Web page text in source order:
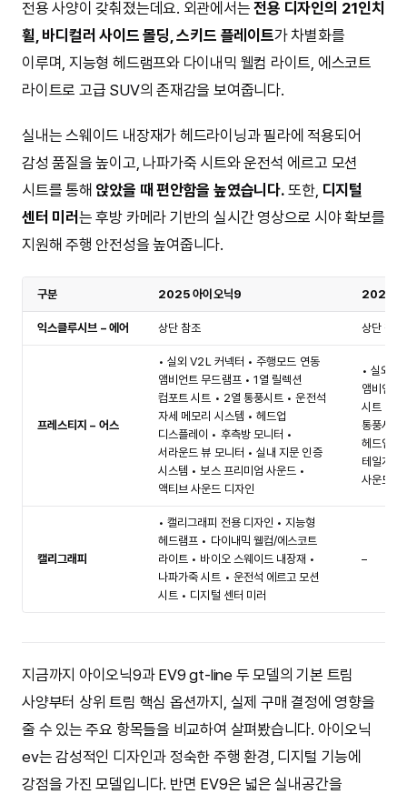
전용 사양이 갖춰졌는데요. 외관에서는전용 디자인의 21인치
휠, 바디컬러 사이드 몰딩, 스키드 플레이트가 차별화를
이루며, 지능형 헤드램프와 다이내믹 웰컴 라이트, 에스코트
라이트로 고급 SUV의 존재감을 보여줍니다.
실내는 스웨이드 내장재가 헤드라이닝과 필라에 적용되어
감성 품질을 높이고, 나파가죽 시트와 운전석 에르고 모션
시트를 통해 앉았을 때 편안함을 높였습니다. 또한, 디지털
센터 미러 는 후방 카메라 기반의 실시간 영상으로 시야 확보를
지원해 주행 안전성을 높여줍니다.
구분 2025 아이오닉9 2025
익스클루시브 – 에어 상단 참조 상단 참조
프레스티지 – 어스
• 실외 V2L 커넥터 • 주행모드 연동
앰비언트 무드램프 • 1열 릴렉션
컴포트 시트 • 2열 통풍시트 • 운전석
자세 메모리 시스템 • 헤드업
디스플레이 • 후측방 모니터 •
서라운드 뷰 모니터 • 실내 지문 인증
시스템 • 보스 프리미엄 사운드 •
액티브 사운드 디자인
• 실외
앰비언트
시트 • 운
통풍시트
헤드업
테일게이
사운드 •
캘리그래피
• 캘리그래피 전용 디자인 • 지능형
헤드램프 • 다이내믹 웰컴/에스코트
라이트 • 바이오 스웨이드 내장재 •
나파가죽 시트 • 운전석 에르고 모션
시트 • 디지털 센터 미러
–
지금까지 아이오닉9과 EV9 gt-line 두 모델의 기본 트림
사양부터 상위 트림 핵심 옵션까지, 실제 구매 결정에 영향을
줄 수 있는 주요 항목들을 비교하여 살펴봤습니다. 아이오닉
ev는 감성적인 디자인과 정숙한 주행 환경, 디지털 기능에
강점을 가진 모델입니다. 반면 EV9은 넓은 실내공간을